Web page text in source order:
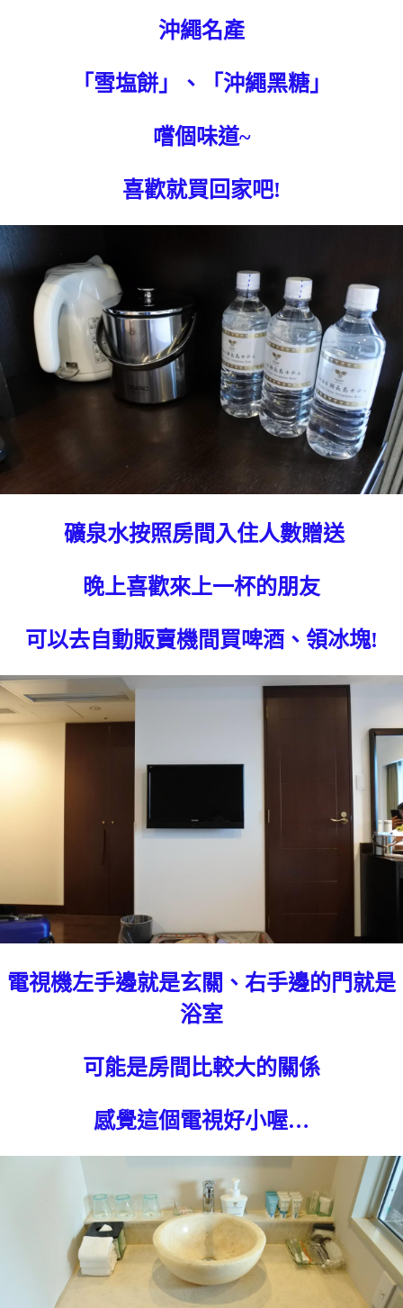
沖繩名產
「雪塩餅」、「沖繩黑糖」
嚐個味道~
喜歡就買回家吧!
礦泉水按照房間入住人數贈送
晚上喜歡來上一杯的朋友
可以去自動販賣機間買啤酒、領冰塊!
電視機左手邊就是玄關、右手邊的門就是
浴室
可能是房間比較大的關係
感覺這個電視好小喔…